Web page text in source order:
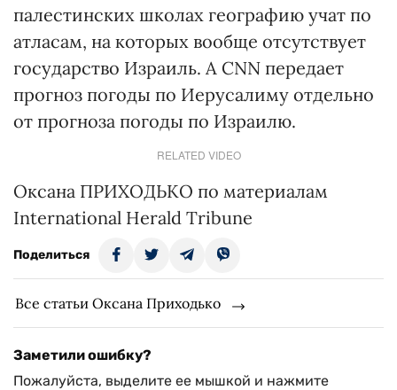
палестинских школах географию учат по
атласам, на которых вообще отсутствует
государство Израиль. А CNN передает
прогноз погоды по Иерусалиму отдельно
от прогноза погоды по Израилю.
RELATED VIDEO
Оксана ПРИХОДЬКО по материалам
International Herald Tribune
Поделиться
Все статьи Оксана Приходько
Заметили ошибку?
Пожалуйста, выделите ее мышкой и нажмите